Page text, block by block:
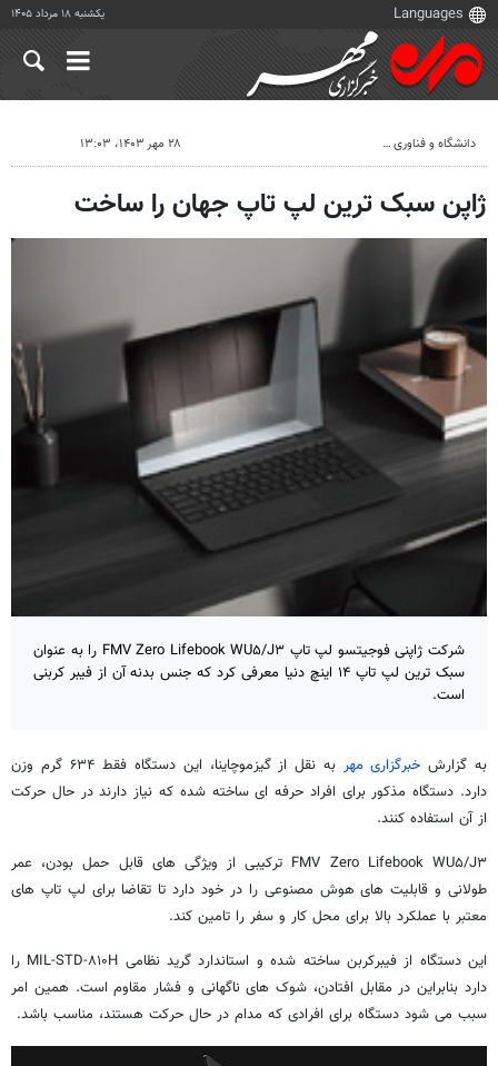
یکشنبه ۱۸ مرداد ۱۴۰۵
دانشگاه و فناوری ۲۸ مهر ۱۴۰۳، ۱۳:۰۳
ژاپن سبک ترین لپ تاپ جهان را ساخت
شرکت ژاپنی فوجیتسو لپ تاپ FMV Zero Lifebook WU۵/J۳ را به عنوان
سبک ترین لپ تاپ ۱۴ اینچ دنیا معرفی کرد که جنس بدنه آن از فیبر کربنی
است.
به گزارش خبرگزاری مهر
به نقل از گیزموچاینا، این دستگاه فقط ۶۳۴ گرم وزن
دارد. دستگاه مذکور برای افراد حرفه ای ساخته شده که نیاز دارند در حال حرکت
از آن استفاده کنند.
FMV Zero Lifebook WU۵/J۳ ترکیبی از ویژگی های قابل حمل بودن، عمر
طولانی و قابلیت های هوش مصنوعی را در خود دارد تا تقاضا برای لپ تاپ های
معتبر با عملکرد بالا برای محل کار و سفر را تامین کند.
این دستگاه از فیبرکربن ساخته شده و استاندارد گرید نظامی MIL-STD-۸۱۰H را
دارد بنابراین در مقابل افتادن، شوک های ناگهانی و فشار مقاوم است. همین امر
سبب می شود دستگاه برای افرادی که مدام در حال حرکت هستند، مناسب باشد.